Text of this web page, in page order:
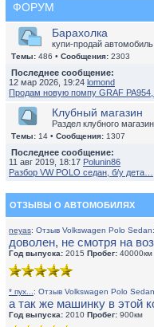
ФОРУМ
Барахолка
купи-продай
Темы: 486 • Сообщения: 2303
Последнее сообщение:
12 мар 2026, 19:24 lomond
Продам новую помпу GRAF
Клубный магазин
Раздел клубного
Темы: 14 • Сообщения: 1307
Последнее сообщение:
11 авг 2019, 18:17 Polunin86
Разбор VW POLO седан, б/у дета…
ОТЗЫВЫ О АВТОМОБИЛЯХ
neyas: Отзыв Volkswagen Polo Sedan:
доволен, не смотря на
Год выпуска: 2015 Пробег: 40000км
* пух... : Отзыв Volkswagen Polo
а так же машинку в этой
Год выпуска: 2010 Пробег: 900км